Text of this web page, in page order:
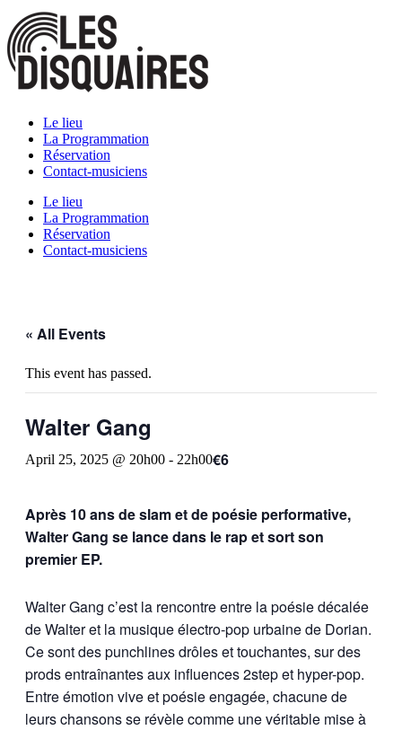
Skip
to
content
Le lieu
La Programmation
Réservation
Contact-musiciens
Le lieu
La Programmation
Réservation
Contact-musiciens
« All Events
This event has passed.
Walter Gang
April 25, 2025 @ 20h00 - 22h00€6
Après 10 ans de slam et de poésie performative,
Walter Gang se lance dans le rap et sort son
premier EP.
Walter Gang c’est la rencontre entre la poésie décalée
de Walter et la musique électro-pop urbaine de Dorian.
Ce sont des punchlines drôles et touchantes, sur des
prods entraînantes aux influences 2step et hyper-pop.
Entre émotion vive et poésie engagée, chacune de
leurs chansons se révèle comme une véritable mise à